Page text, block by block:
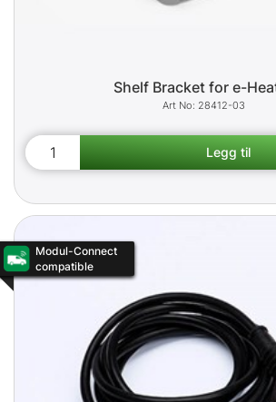
Shelf Bracket for e-
28412-03
Modul-Connect
compatible